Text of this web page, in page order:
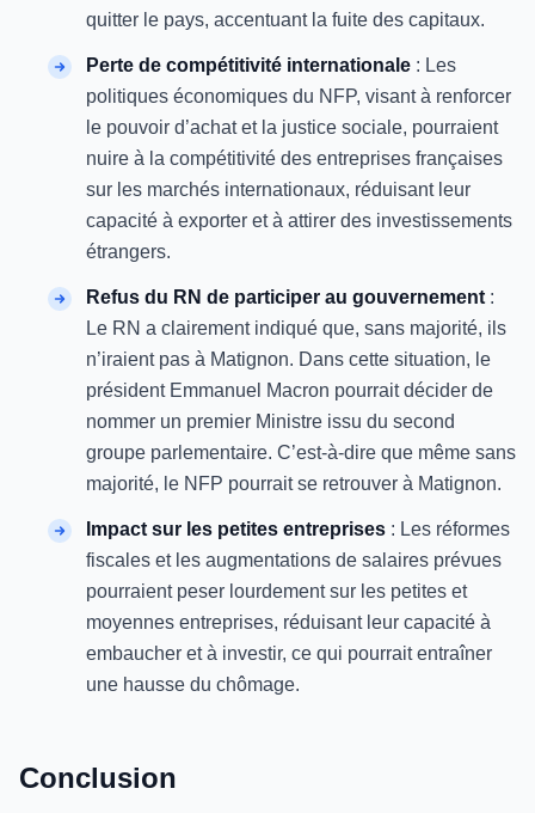
quitter le pays, accentuant la fuite des capitaux.
Perte de compétitivité internationale : Les
politiques économiques du NFP, visant à renforcer
le pouvoir d’achat et la justice sociale, pourraient
nuire à la compétitivité des entreprises françaises
sur les marchés internationaux, réduisant leur
capacité à exporter et à attirer des investissements
étrangers.
Refus du RN de participer au gouvernement :
Le RN a clairement indiqué que, sans majorité, ils
n’iraient pas à Matignon. Dans cette situation, le
président Emmanuel Macron pourrait décider de
nommer un premier Ministre issu du second
groupe parlementaire. C’est-à-dire que même sans
majorité, le NFP pourrait se retrouver à Matignon.
Impact sur les petites entreprises : Les réformes
fiscales et les augmentations de salaires prévues
pourraient peser lourdement sur les petites et
moyennes entreprises, réduisant leur capacité à
embaucher et à investir, ce qui pourrait entraîner
une hausse du chômage.
Conclusion